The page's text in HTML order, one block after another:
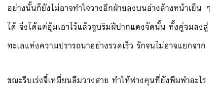
อย่างนั้นก็ยังไม่อาจทำใจวางอีกฝ่ายลงบนอ่างล้างหน้าเย็น ๆ
ได้ จึงได้แต่อุ้มเอาไว้แล้วจูบริมฝีปากแดงจัดนั้น ทั้งคู่จมลงสู่
ทะเลแห่งความปรารถนาอย่างรวดเร็ว รักจนไม่อาจแยกจาก
ขณะรีบเร่งจี้เหมี่ยนลืมวางสาย ทำให้ฟางคุนที่ยังพึมพำอะไร